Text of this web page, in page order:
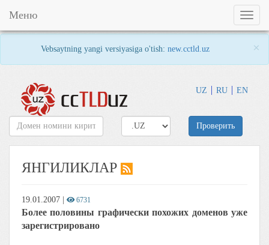
Vebsaytning yangi versiyasiga o'tish: new.cctld.uz ×
UZ RU EN
Toggle
Меню
Проверить
ЯНГИЛИКЛАР
19.01.2007 6731
Более половины графически похожих доменов уже
зарегистрировано